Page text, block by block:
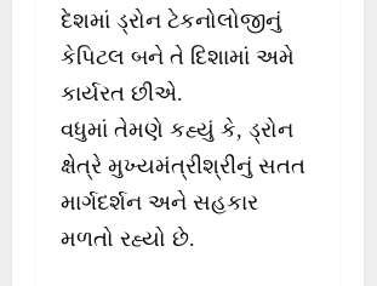
દેશમાં ડ્રોન ટેકનોલોજીનું
કેપિટલ બને તે દિશામાં અમે
કાર્યરત છીએ.
વધુમાં તેમણે કહ્યું કે, ડ્રોન
ક્ષેત્રે મુખ્યમંત્રીશ્રીનું સતત
માર્ગદર્શન અને સહકાર
મળતો રહ્યો છે.